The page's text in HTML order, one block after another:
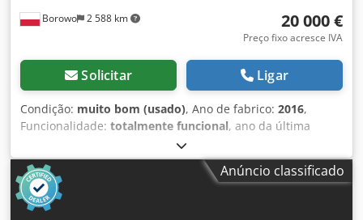
Borowo 2 588 km 20 000 €
Preço fixo acresce IVA
Solicitar Ligar
Condição: muito bom (usado), Ano de fabrico: 2016,
Funcionalidade: totalmente funcional, ano da última
, Vendo orladora profissional usada da
marca Hebrock, modelo AKV 3007 DK-F, ano 2016, com
acessórios adicionais (detalhados abaixo). Único
proprietário. Máquina passou por uma revisão no ano
passado (substituição da correia e dos roletes de tração,
Anúncio classificado